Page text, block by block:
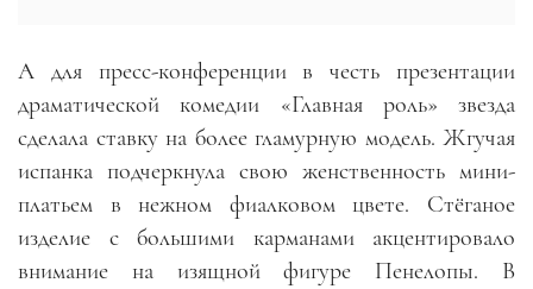
А для пресс-конференции в честь презентации
драматической комедии «Главная роль» звезда
сделала ставку на более гламурную модель. Жгучая
испанка подчеркнула свою женственность мини-
платьем в нежном фиалковом цвете. Стёганое
изделие с большими карманами акцентировало
внимание на изящной фигуре Пенелопы. В